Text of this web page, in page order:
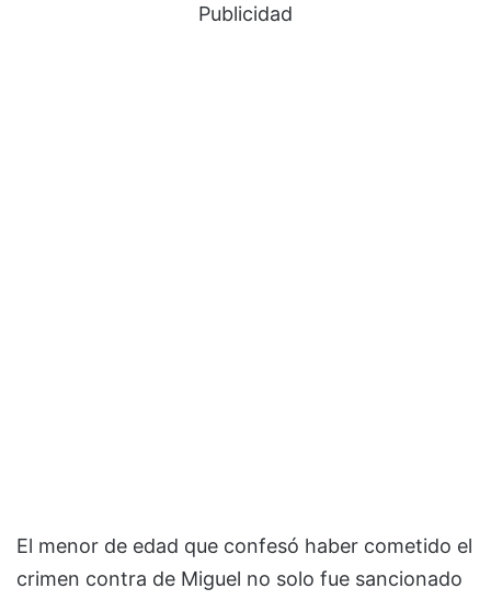
Publicidad
El menor de edad que confesó haber cometido el
crimen contra de Miguel no solo fue sancionado